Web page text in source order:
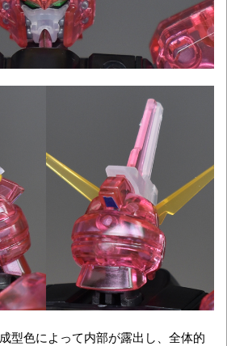
型色によって内部が露出し、全体的